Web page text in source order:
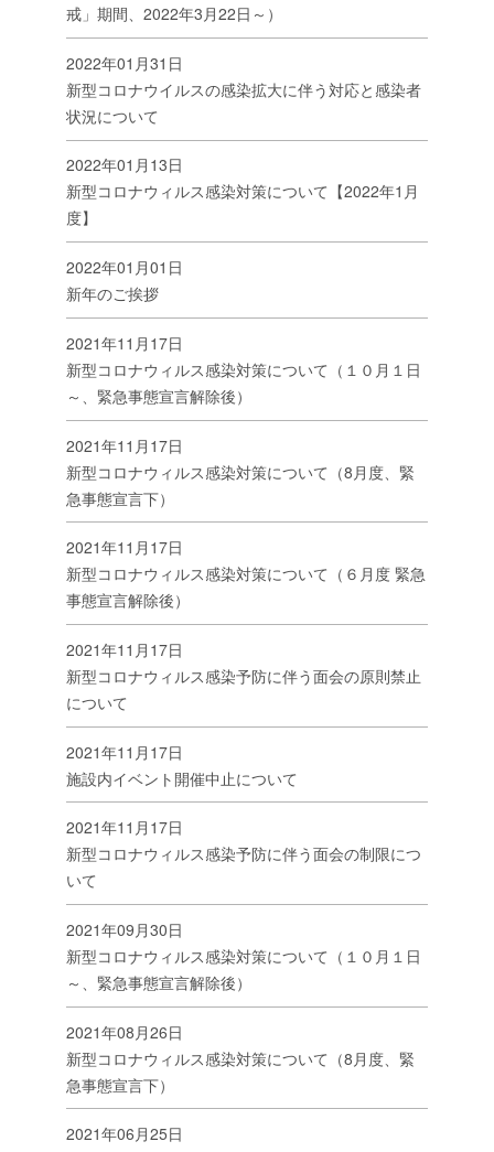
戒」期間、2022年3月22日～）
2022年01月31日
新型コロナウイルスの感染拡大に伴う対応と感染者
状況について
2022年01月13日
新型コロナウィルス感染対策について【2022年1月
度】
2022年01月01日
新年のご挨拶
2021年11月17日
新型コロナウィルス感染対策について（１０月１日
～、緊急事態宣言解除後）
2021年11月17日
新型コロナウィルス感染対策について（8月度、緊
急事態宣言下）
2021年11月17日
新型コロナウィルス感染対策について（６月度 緊急
事態宣言解除後）
2021年11月17日
新型コロナウィルス感染予防に伴う面会の原則禁止
について
2021年11月17日
施設内イベント開催中止について
2021年11月17日
新型コロナウィルス感染予防に伴う面会の制限につ
いて
2021年09月30日
新型コロナウィルス感染対策について（１０月１日
～、緊急事態宣言解除後）
2021年08月26日
新型コロナウィルス感染対策について（8月度、緊
急事態宣言下）
2021年06月25日